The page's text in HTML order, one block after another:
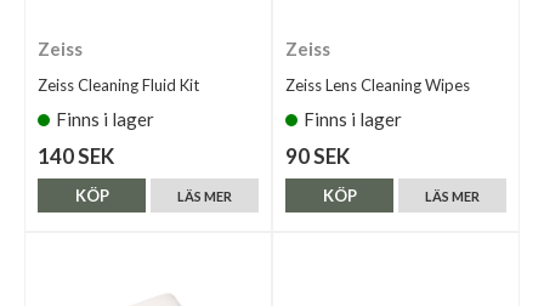
Zeiss
Zeiss Cleaning Fluid Kit
Finns i lager
140 SEK
LÄS MER
KÖP
Zeiss
Zeiss Lens Cleaning Wipes
Finns i lager
90 SEK
LÄS MER
KÖP